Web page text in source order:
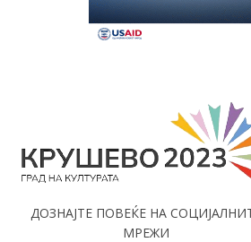
ДОЗНАЈТЕ ПОВЕЌЕ НА
МРЕЖИ